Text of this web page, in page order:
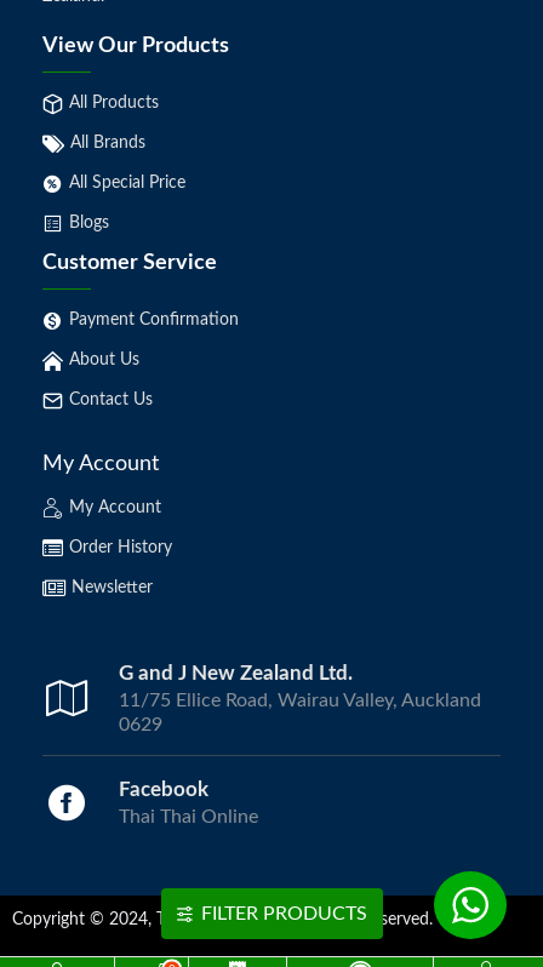
View Our Products
All Products
All Brands
All Special Price
Blogs
Customer Service
Payment Confirmation
About Us
Contact Us
My Account
My Account
Order History
Newsletter
G and J New Zealand Ltd.
11/75 Ellice Road, Wairau Valley, Auckland
0629
Facebook
Thai Thai Online
Copyright © 2024, ThaiThai Online | All Rights Reserved.
FILTER PRODUCTS